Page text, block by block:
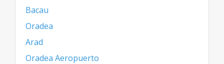
Bacau
Oradea
Arad
Oradea Aeropuerto